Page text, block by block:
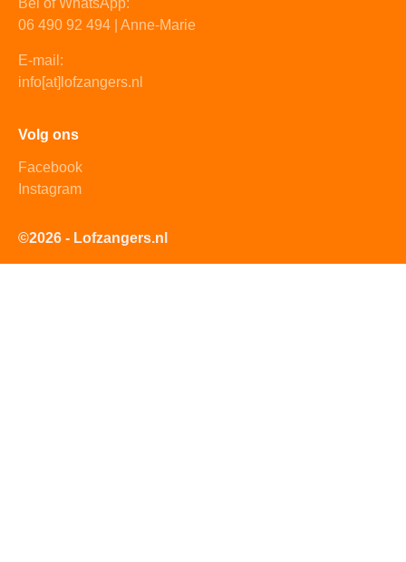
Bel of WhatsApp:
06 490 92 494 | Anne-Marie
E-mail:
info[at]lofzangers.nl
Volg ons
Facebook
Instagram
©2026 - Lofzangers.nl